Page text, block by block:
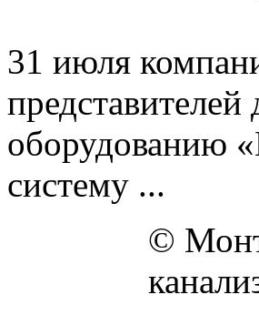
31 июля
оборудованию
систему ...
©